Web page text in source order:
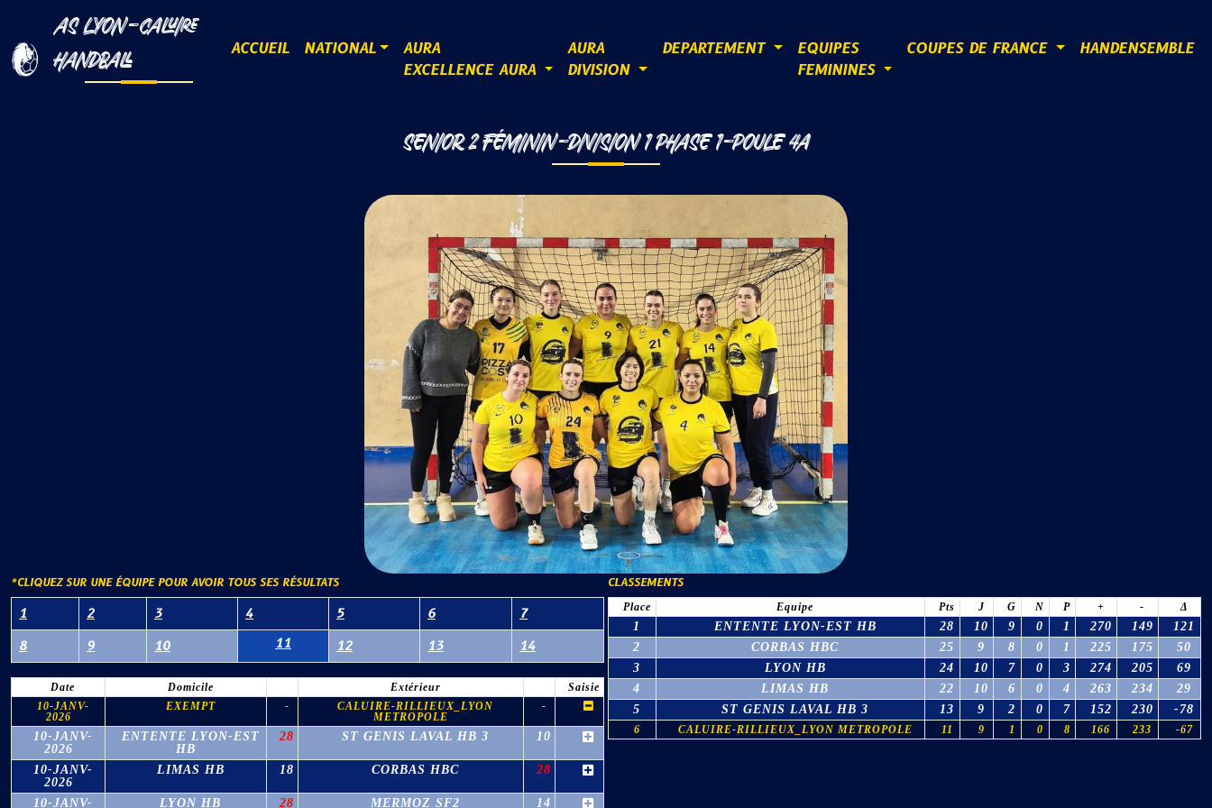
AS LYON-CALUIRE
HANDBALL
ACCUEIL NATIONAL
AURA
EXCELLENCE AURA
AURA
DIVISION
DEPARTEMENT
EQUIPES
FEMININES
COUPES DE FRANCE HANDENSEMBLE
SENIOR 2 FÉMININ-DIVISION 1 PHASE 1-POULE 4A
*CLIQUEZ SUR UNE ÉQUIPE POUR AVOIR TOUS SES RÉSULTATS
1 2 3 4 5 6
7
8
9 10 11 12 13 14
Date Domicile Extérieur
Saisie
10-JANV-
2026
EXEMPT -
CALUIRE-RILLIEUX_LYON
METROPOLE
-
10-JANV-
2026
ENTENTE LYON-EST
HB
28 ST GENIS LAVAL HB 3 10
10-JANV-
2026
LIMAS HB 18 CORBAS HBC 28
10-JANV- LYON HB 28 MERMOZ SF2 14
CLASSEMENTS
Place Equipe Pts J G N P + - Δ
1 ENTENTE LYON-EST HB 28 10 9 0 1 270 149
121
2
CORBAS HBC 25 9 8 0 1 225 175
50
3
LYON HB 24 10 7 0 3 274 205
69
4
LIMAS HB 22 10 6 0 4 263 234
29
5
ST GENIS LAVAL HB 3 13 9 2 0 7 152 230 -78
6 CALUIRE-RILLIEUX_LYON METROPOLE 11 9 1 0 8 166 233 -67